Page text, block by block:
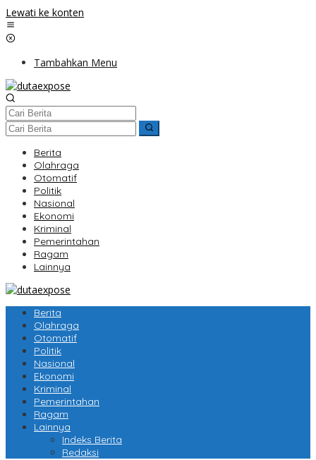
Lewati ke konten
Tambahkan Menu
Berita
Olahraga
Otomatif
Politik
Nasional
Ekonomi
Kriminal
Pemerintahan
Ragam
Lainnya
Berita
Olahraga
Otomatif
Politik
Nasional
Ekonomi
Kriminal
Pemerintahan
Ragam
Lainnya
Indeks Berita
Redaksi